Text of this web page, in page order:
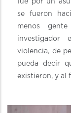
fue por un
se fueron
menos
investigador
violencia, de
pueda decir
existieron, y al